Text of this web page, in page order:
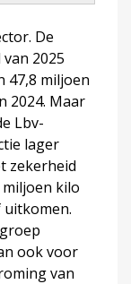
De
2025
47,8 miljoen
2024. Maar
Lbv-
lager
zekerheid
kilo
ook voor
van